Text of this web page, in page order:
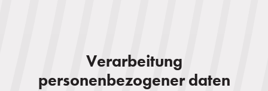
Verarbeitung
personenbezogener daten